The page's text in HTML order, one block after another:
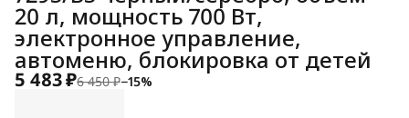
20 л, мощность 700 Вт,
электронное управление,
автоменю, блокировка от детей
5 483 ₽6 450 ₽−15%